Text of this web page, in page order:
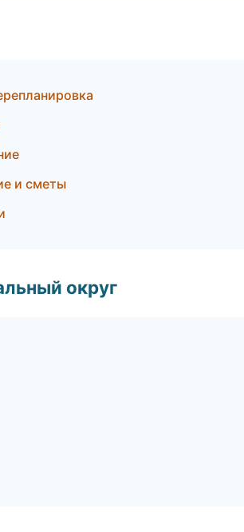
и сметы
округ